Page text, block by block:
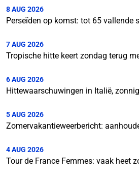
8 AUG 2026
Perseïden op komst: tot 65 vallende
7 AUG 2026
Tropische hitte keert zondag terug
6 AUG 2026
Hittewaarschuwingen in Italië,
5 AUG 2026
Zomervakantieweerbericht:
4 AUG 2026
Tour de France Femmes: vaak heet